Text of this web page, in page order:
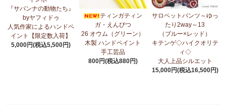
6/30：ティンガティンガ・アート～Sサイズの作品 新入荷！作家
名ごとに2つのカテゴリーでご紹介します
→ 作家名 A―L
→ 作家名 M―Z
アフリカスクワランオイル～100％天然由来成分、無添加～
ウエルネス アロマ カテゴリーに新入荷！
『サバンナの動物たち』
byヤフィドゥ
人気作家によるハンドペ
イント【限定数入荷】
5,000円(税込5,500円)
ティンガティン
ガ・えんぴつ
26 オウム（グリーン）
木製 ハンドペイント
手工芸品
800円(税込880円)
サロペットパンツ～ゆっ
たり2way～13
（ブルー×レッド）
キテンゲ◇ハイクオリテ
ィ◇
大人上品シルエット
15,000円(税込16,500円)